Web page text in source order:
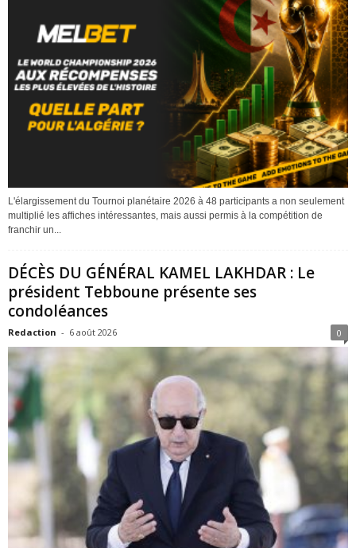
L'élargissement du Tournoi planétaire 2026 à 48 participants a non seulement
multiplié les affiches intéressantes, mais aussi permis à la compétition de
franchir un...
DÉCÈS DU GÉNÉRAL KAMEL LAKHDAR : Le
président Tebboune présente ses
condoléances
Redaction - 6 août 2026 0